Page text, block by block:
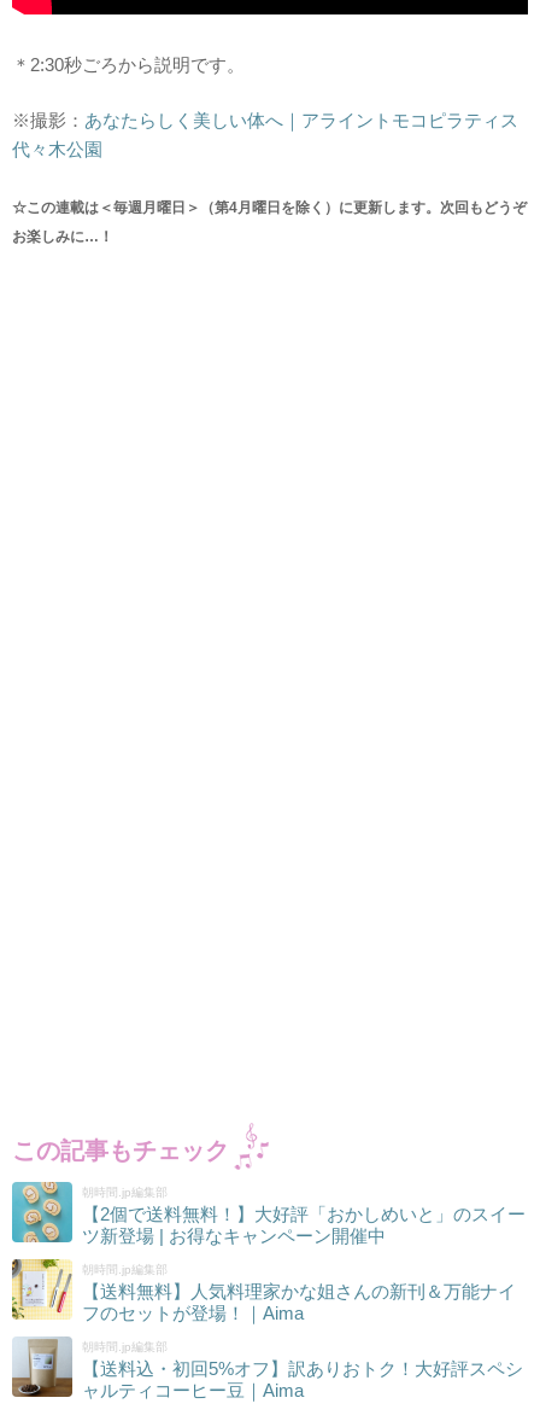
＊2:30秒ごろから説明です。
※撮影： あなたらしく美しい体へ｜アライントモコピラティス
代々木公園
☆この連載は＜毎週月曜日＞（第4月曜日を除く）に更新します。次回もどうぞ
お楽しみに…！
この記事もチェック
朝時間.jp編集部
【2個で送料無料！】大好評「おかしめいと」のスイー
ツ新登場 | お得なキャンペーン開催中
朝時間.jp編集部
【送料無料】人気料理家かな姐さんの新刊＆万能ナイ
フのセットが登場！｜Aima
朝時間.jp編集部
【送料込・初回5%オフ】訳ありおトク！大好評スペシ
ャルティコーヒー豆｜Aima